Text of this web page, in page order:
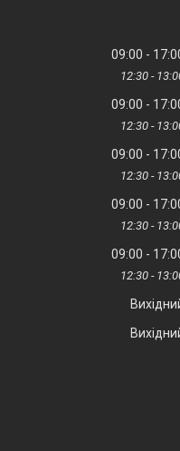
09:00
12:30
09:00
12:30
09:00
12:30
09:00
12:30
09:00
12:30